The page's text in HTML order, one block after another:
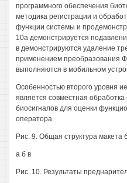
программного обеспечения
методика регистрации и
функции системы и
10а демонстрируется
в демонстрируются удаление
применением преобразования
выполняются в мобильном
Особенностью второго уровня
является совместная
биосигналов для оценки
оператора.
Рис. 9. Общая структура макета
а б в
Рис. 10. Результаты